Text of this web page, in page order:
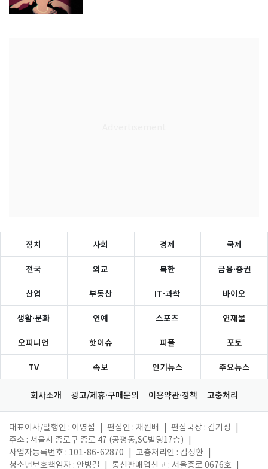
정치 사회 경제 국제
전국 외교 북한 금융·증권
산업 부동산 IT·과학 바이오
생활·문화 연예 스포츠 연재물
오피니언 핫이슈 피플 포토
TV 속보 인기뉴스 주요뉴스
회사소개 광고/제휴·구매문의 이용약관·정책 고충처리
대표이사/발행인 : 이영섭 편집인 : 채원배 편집국장 : 김기성
주소 : 서울시 종로구 종로 47 (공평동,SC빌딩17층)
사업자등록번호 : 101-86-62870
고충처리인 : 김성환
청소년보호책임자 : 안병길
통신판매업신고 : 서울종로 0676호